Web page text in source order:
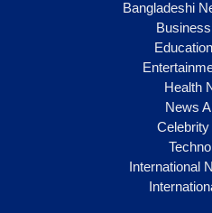
Bangladeshi
Health
News
International